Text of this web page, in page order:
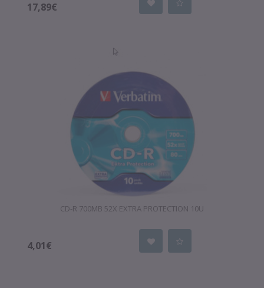
17,89€
CD-R 700MB 52X EXTRA PROTECTION 10U
4,01€